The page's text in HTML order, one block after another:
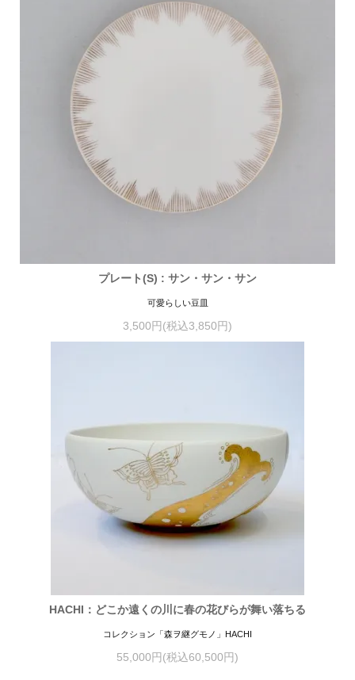
プレート(S) : サン・サン・サン
可愛らしい豆皿
3,500円(税込3,850円)
HACHI：どこか遠くの川に春の花びらが舞い落ちる
コレクション「森ヲ継グモノ」HACHI
55,000円(税込60,500円)